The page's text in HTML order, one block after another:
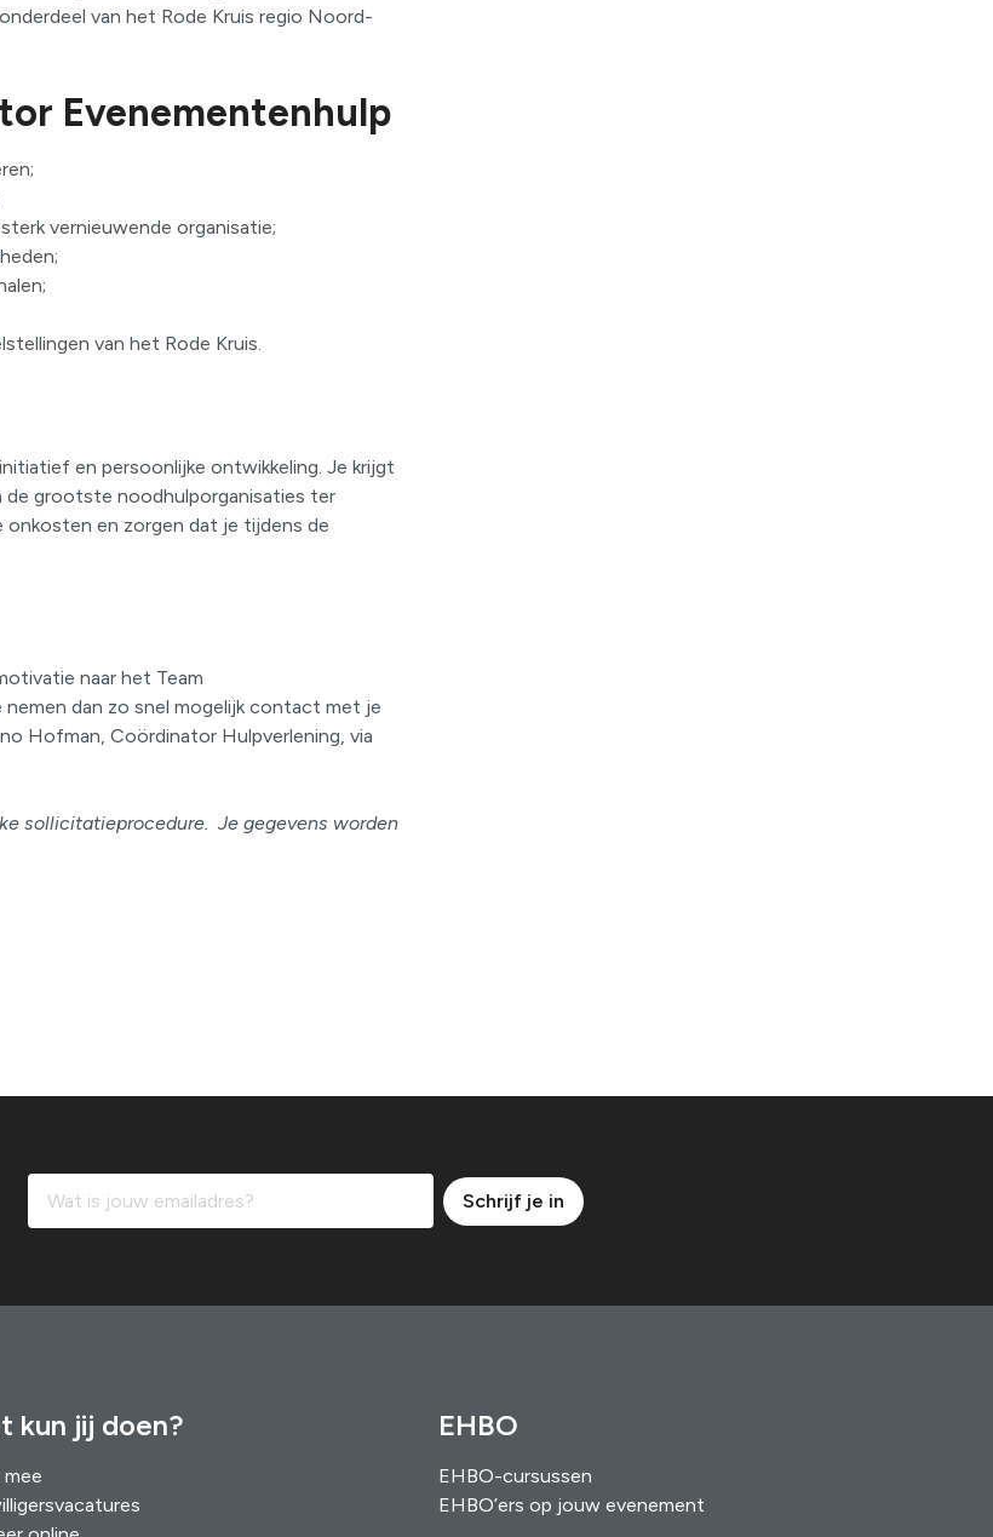
van het Rode Kruis regio Noord-
Evenementenhulp
vernieuwende organisatie;
van het Rode Kruis.
en persoonlijke ontwikkeling. Je krijgt
de grootste noodhulporganisaties ter
onkosten en zorgen dat je tijdens de
naar het Team
nemen dan zo snel mogelijk contact met je
Hofman, Coördinator Hulpverlening, via
sollicitatieprocedure. Je gegevens worden
Schrijf je in
kun jij doen? EHBO
EHBO-cursussen
EHBO’ers op jouw evenement